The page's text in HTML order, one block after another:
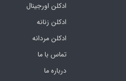
ادکلن اورجینال
ادکلن زنانه
ادکلن مردانه
تماس با ما
درباره ما